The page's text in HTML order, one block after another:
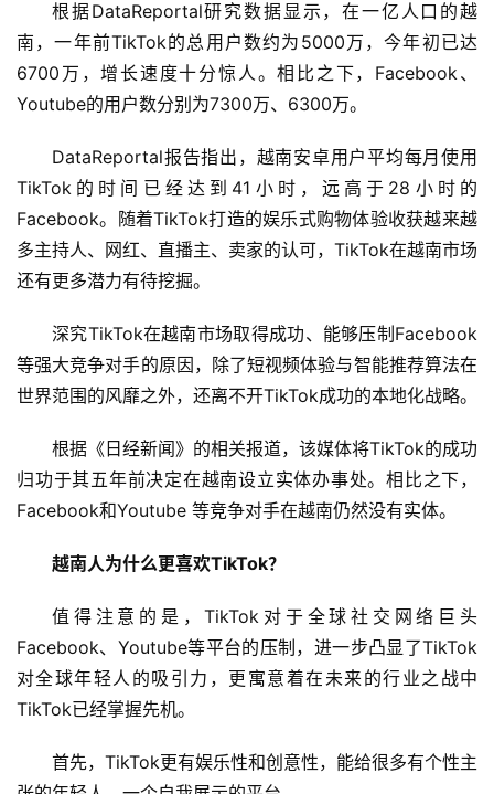
页
业
工
智
能
根据DataReportal研究数据显示，在一亿人口的越
南，一年前TikTok的总用户数约为5000万，今年初已达
6700万，增长速度十分惊人。相比之下，Facebook、
Youtube的用户数分别为7300万、6300万。
DataReportal报告指出，越南安卓用户平均每月使用
TikTok的时间已经达到41小时，远高于28小时的
Facebook。随着TikTok打造的娱乐式购物体验收获越来越
多主持人、网红、直播主、卖家的认可，TikTok在越南市场
还有更多潜力有待挖掘。
深究TikTok在越南市场取得成功、能够压制Facebook
等强大竞争对手的原因，除了短视频体验与智能推荐算法在
世界范围的风靡之外，还离不开TikTok成功的本地化战略。
根据《日经新闻》的相关报道，该媒体将TikTok的成功
归功于其五年前决定在越南设立实体办事处。相比之下，
Facebook和Youtube 等竞争对手在越南仍然没有实体。
越南人为什么更喜欢TikTok？
值得注意的是，TikTok对于全球社交网络巨头
Facebook、Youtube等平台的压制，进一步凸显了TikTok
对全球年轻人的吸引力，更寓意着在未来的行业之战中
TikTok已经掌握先机。
首先，TikTok更有娱乐性和创意性，能给很多有个性主